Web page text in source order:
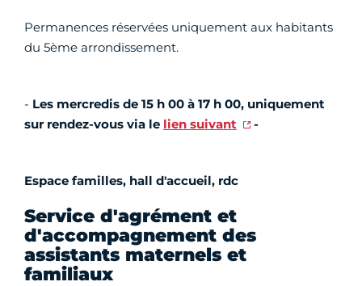
Permanences réservées uniquement aux habitants
du 5ème arrondissement.
- Les mercredis de 15 h 00 à 17 h 00, uniquement
sur rendez-vous via le lien suivant -
Espace familles, hall d'accueil, rdc
Service d'agrément et
d'accompagnement des
assistants maternels et
familiaux